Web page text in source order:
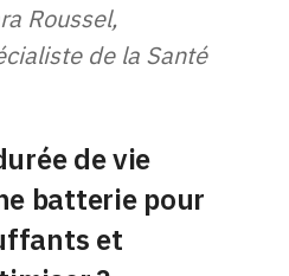
Roussel,
de la Santé
de vie
batterie pour
et